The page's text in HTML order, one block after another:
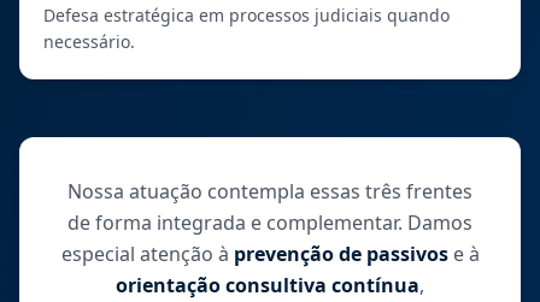
Defesa estratégica em processos judiciais quando
necessário.
Nossa atuação contempla essas três frentes
de forma integrada e complementar. Damos
especial atenção à prevenção de passivose à
orientação consultiva contínua,